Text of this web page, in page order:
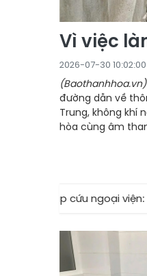
Vì việc
2026-07-30 10:02:00
(Baothanhhoa.vn)
đường dẫn về
Trung, không khí
hòa cùng âm
cứu ngoại viện: Rút